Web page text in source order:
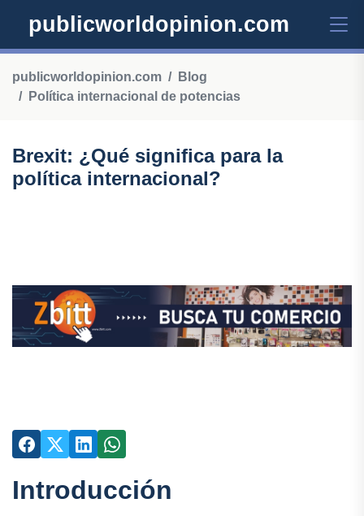
publicworldopinion.com
publicworldopinion.com
Blog
Política internacional de potencias
Brexit: ¿Qué significa para la
política internacional?
Introducción